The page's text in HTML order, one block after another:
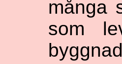
många
som